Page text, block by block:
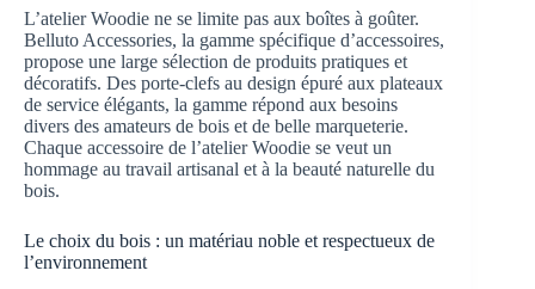
L’atelier Woodie ne se limite pas aux boîtes à goûter.
Belluto Accessories, la gamme spécifique d’accessoires,
propose une large sélection de produits pratiques et
décoratifs. Des porte-clefs au design épuré aux plateaux
de service élégants, la gamme répond aux besoins
divers des amateurs de bois et de belle marqueterie.
Chaque accessoire de l’atelier Woodie se veut un
hommage au travail artisanal et à la beauté naturelle du
bois.
Le choix du bois : un matériau noble et respectueux de
l’environnement